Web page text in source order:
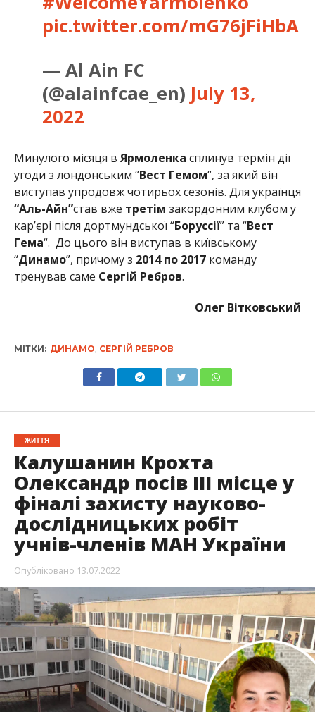
pic.twitter.com/mG76jFiHbA
— Al Ain FC
(@alainfcae_en) July 13,
2022
Минулого місяця в Ярмоленка сплинув термін дії
угоди з лондонським “Вест Гемом“, за який він
виступав упродовж чотирьох сезонів. Для українця
“Аль-Айн”став вже третім закордонним клубом у
кар’єрі після дортмундської “Боруссії” та “Вест
Гема“. До цього він виступав в київському
“Динамо”, причому з 2014 по 2017команду
тренував саме Сергій Ребров.
Олег Вітковський
МІТКИ: ДИНАМО СЕРГІЙ РЕБРОВ
ЖИТТЯ
Калушанин Крохта
Олександр посів ІІІ місце у
фіналі захисту науково-
дослідницьких робіт
учнів-членів МАН України
Опубліковано 13.07.2022